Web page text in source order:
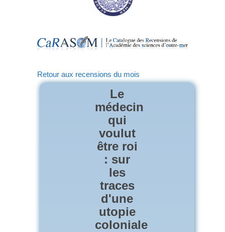
Retour aux recensions du mois
Le
médecin
qui
voulut
être roi
: sur
les
traces
d'une
utopie
coloniale